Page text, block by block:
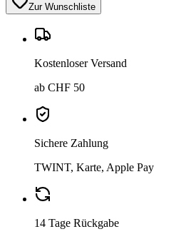
Zur Wunschliste
Kostenloser Versand
ab CHF 50
Sichere Zahlung
TWINT, Karte, Apple Pay
14 Tage Rückgabe